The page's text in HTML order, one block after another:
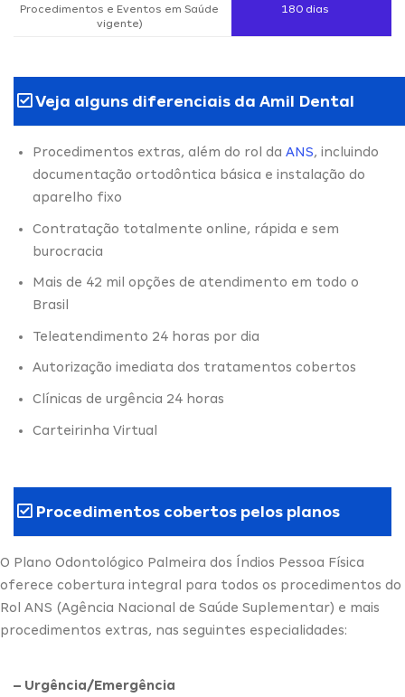
Procedimentos e Eventos em Saúde
vigente)
180 dias
Veja alguns diferenciais da Amil Dental
Procedimentos extras, além do rol da ANS, incluindo
documentação ortodôntica básica e instalação do
aparelho fixo
Contratação totalmente online, rápida e sem
burocracia
Mais de 42 mil opções de atendimento em todo o
Brasil
Teleatendimento 24 horas por dia
Autorização imediata dos tratamentos cobertos
Clínicas de urgência 24 horas
Carteirinha Virtual
Procedimentos cobertos pelos planos
O Plano Odontológico Palmeira dos Índios Pessoa Física
oferece cobertura integral para todos os procedimentos do
Rol ANS (Agência Nacional de Saúde Suplementar) e mais
procedimentos extras, nas seguintes especialidades:
– Urgência/Emergência